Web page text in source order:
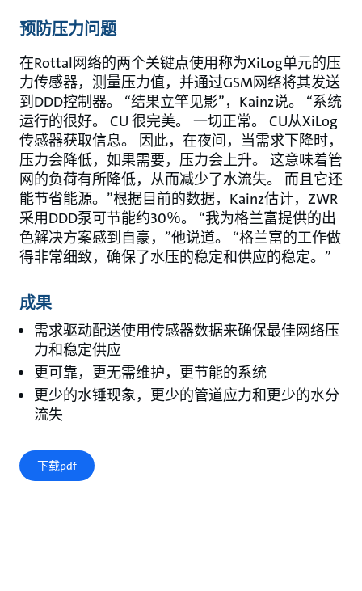
预防压力问题
在Rottal网络的两个关键点使用称为XiLog单元的压
力传感器，测量压力值，并通过GSM网络将其发送
到DDD控制器。 “结果立竿见影”，Kainz说。 “系统
运行的很好。 CU 很完美。 一切正常。 CU从XiLog
传感器获取信息。 因此，在夜间，当需求下降时，
压力会降低，如果需要，压力会上升。 这意味着管
网的负荷有所降低，从而减少了水流失。 而且它还
能节省能源。”根据目前的数据，Kainz估计，ZWR
采用DDD泵可节能约30％。 “我为格兰富提供的出
色解决方案感到自豪，”他说道。 “格兰富的工作做
得非常细致，确保了水压的稳定和供应的稳定。”
成果
需求驱动配送使用传感器数据来确保最佳网络压
力和稳定供应
更可靠，更无需维护，更节能的系统
更少的水锤现象，更少的管道应力和更少的水分
流失
下载pdf